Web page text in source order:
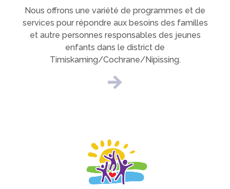
Nous offrons une variété de programmes et de
services pour répondre aux besoins des familles
et autre personnes responsables des jeunes
enfants dans le district de
Timiskaming/Cochrane/Nipissing.